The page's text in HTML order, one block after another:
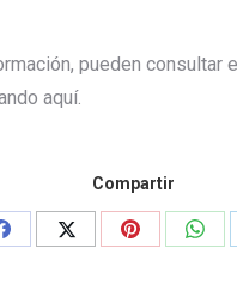
pueden consultar
aquí.
Compartir
Share
Share
Share